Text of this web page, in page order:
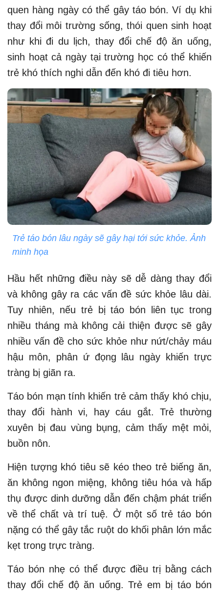
quen hàng ngày có thể gây táo bón. Ví dụ khi
thay đổi môi trường sống, thói quen sinh hoạt
như khi đi du lịch, thay đổi chế độ ăn uống,
sinh hoạt cả ngày tại trường học có thể khiến
trẻ khó thích nghi dẫn đến khó đi tiêu hơn.
Trẻ táo bón lâu ngày sẽ gây hại tới sức khỏe. Ảnh
minh họa
Hầu hết những điều này sẽ dễ dàng thay đổi
và không gây ra các vấn đề sức khỏe lâu dài.
Tuy nhiên, nếu trẻ bị táo bón liên tục trong
nhiều tháng mà không cải thiện được sẽ gây
nhiều vấn đề cho sức khỏe như nứt/chảy máu
hậu môn, phân ứ đọng lâu ngày khiến trực
tràng bị giãn ra.
Táo bón mạn tính khiến trẻ cảm thấy khó chịu,
thay đổi hành vi, hay cáu gắt. Trẻ thường
xuyên bị đau vùng bụng, cảm thấy mệt mỏi,
buồn nôn.
Hiện tượng khó tiêu sẽ kéo theo trẻ biếng ăn,
ăn không ngon miệng, không tiêu hóa và hấp
thụ được dinh dưỡng dẫn đến chậm phát triển
về thể chất và trí tuệ. Ở một số trẻ táo bón
nặng có thể gây tắc ruột do khối phân lớn mắc
kẹt trong trực tràng.
Táo bón nhẹ có thể được điều trị bằng cách
thay đổi chế độ ăn uống. Trẻ em bị táo bón